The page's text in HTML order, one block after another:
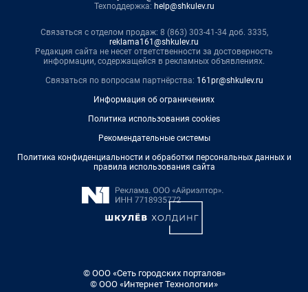
Техподдержка: help@shkulev.ru
Связаться с отделом продаж: 8 (863) 303-41-34 доб. 3335,
reklama161@shkulev.ru
Редакция сайта не несет ответственности за достоверность
информации, содержащейся в рекламных объявлениях.
Связаться по вопросам партнёрства: 161pr@shkulev.ru
Информация об ограничениях
Политика использования cookies
Рекомендательные системы
Политика конфиденциальности и обработки персональных данных и
правила использования сайта
© ООО «Сеть городских порталов»
© ООО «Интернет Технологии»